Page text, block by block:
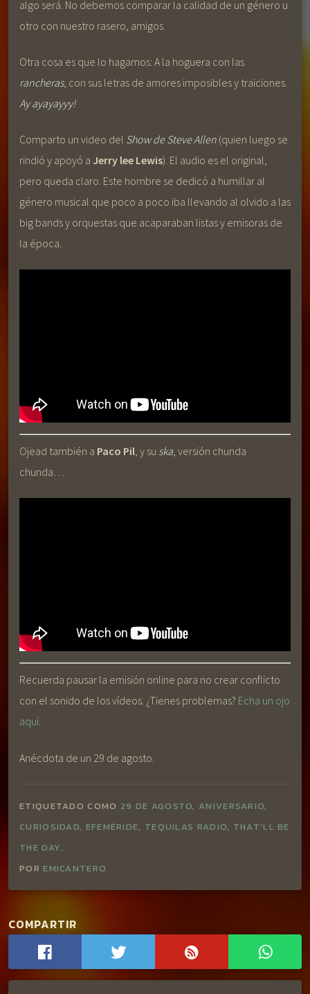
algo será. No debemos comparar la calidad de un género u
otro con nuestro rasero, amigos.
Otra cosa es que lo hagamos: A la hoguera con las
rancheras, con sus letras de amores imposibles y traiciones.
Ay ayayayyy!
Comparto un video del Show de Steve Allen (quien luego se
rindió y apoyó a Jerry lee Lewis). El audio es el original,
pero queda claro. Este hombre se dedicó a humillar al
género musical que poco a poco iba llevando al olvido a las
big bands y orquestas que acaparaban listas y emisoras de
la época.
Ojead también a Paco Pil, y su ska, versión chunda
chunda…
Recuerda pausar la emisión online para no crear conflicto
con el sonido de los vídeos. ¿Tienes problemas? Echa un ojo
aquí.
Anécdota de un 29 de agosto.
ETIQUETADO COMO 29 DE AGOSTO, ANIVERSARIO,
CURIOSIDAD, EFEMÉRIDE, TEQUILAS RADIO, THAT'LL BE
THE DAY.
POREMICANTERO
COMPARTIR